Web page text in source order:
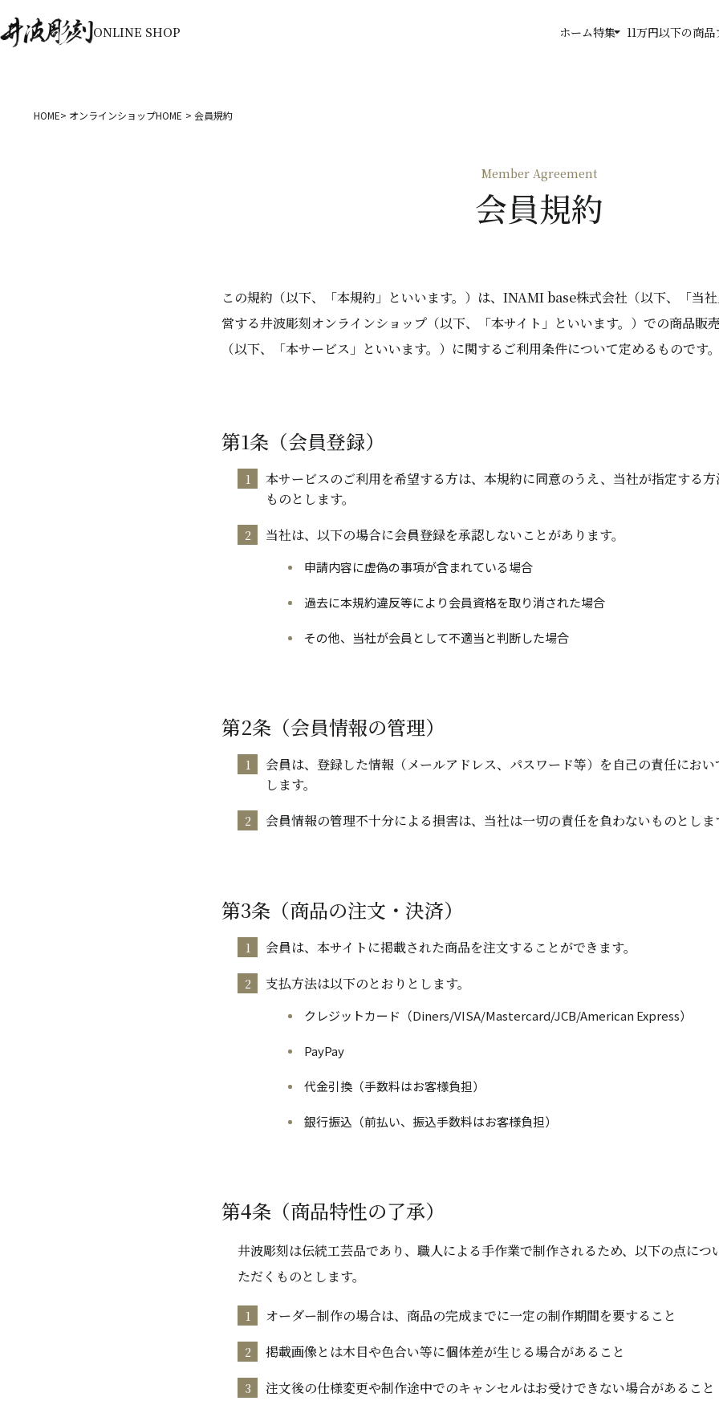
ONLINE SHOP ホーム特集arrow_drop_down 11万円以下の商品
HOME オンラインショップHOME 会員規約
会員規約
Member Agreement
この規約（以下、「本規約」といいます。）は、INAMI base株式会社（以下、「当
営する井波彫刻オンラインショップ（以下、「本サイト」といいます。）での商品販
（以下、「本サービス」といいます。）に関するご利用条件について定めるものです。
第1条（会員登録）
本サービスのご利用を希望する方は、本規約に同意のうえ、当社が指定する
ものとします。
当社は、以下の場合に会員登録を承認しないことがあります。
申請内容に虚偽の事項が含まれている場合
過去に本規約違反等により会員資格を取り消された場合
その他、当社が会員として不適当と判断した場合
第2条（会員情報の管理）
会員は、登録した情報（メールアドレス、パスワード等）を自己の責任にお
します。
会員情報の管理不十分による損害は、当社は一切の責任を負わないものとしま
第3条（商品の注文・決済）
会員は、本サイトに掲載された商品を注文することができます。
支払方法は以下のとおりとします。
クレジットカード（Diners/VISA/Mastercard/JCB/American Express）
PayPay
代金引換（手数料はお客様負担）
銀行振込（前払い、振込手数料はお客様負担）
第4条（商品特性の了承）
井波彫刻は伝統工芸品であり、職人による手作業で制作されるため、以下の点につ
ただくものとします。
オーダー制作の場合は、商品の完成までに一定の制作期間を要すること
掲載画像とは木目や色合い等に個体差が生じる場合があること
注文後の仕様変更や制作途中でのキャンセルはお受けできない場合があること